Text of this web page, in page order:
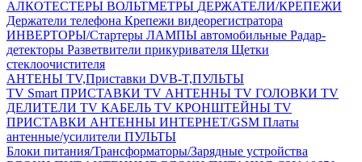
АЛКОТЕСТЕРЫ ВОЛЬТМЕТРЫ ДЕРЖАТЕЛИ/КРЕПЕЖИ
Держатели телефона Крепежи видеорегистратора
ИНВЕРТОРЫ/Стартеры ЛАМПЫ автомобильные Радар-
детекторы Разветвители прикуривателя Щетки
стеклоочистителя
АНТЕНЫ ТV,Приставки DVB-T,ПУЛЬТЫ
TV Smart ПРИСТАВКИ TV АНТЕННЫ TV ГОЛОВКИ TV
ДЕЛИТЕЛИ TV КАБЕЛЬ TV КРОНШТЕЙНЫ TV
ПРИСТАВКИ АНТЕННЫ ИНТЕРНЕТ/GSM Платы
антенные/усилители ПУЛЬТЫ
Блоки питания/Трансформаторы/Зарядные устройства